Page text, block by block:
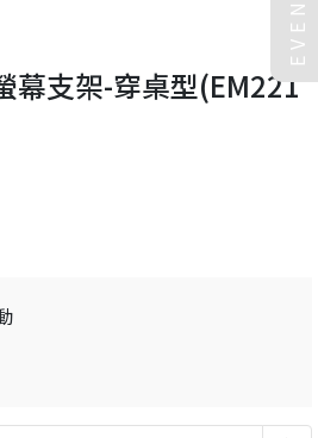
幕支架-穿桌型(EM221